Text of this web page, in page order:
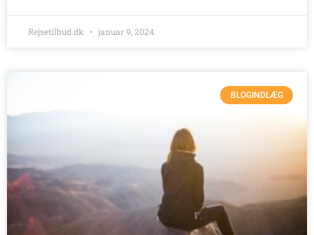
Rejsetilbud.dk januar 9, 2024
BLOGINDLÆG